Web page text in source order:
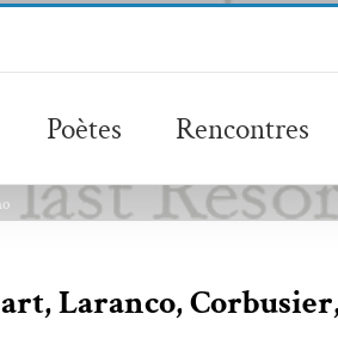
Poètes Rencontres
Laranco,